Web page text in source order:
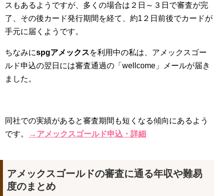
スもあるようですが、多くの場合は２日～３日で審査が完
了、その後カード発行期間を経て、約1２日前後でカードが
手元に届くようです。
ちなみにspgアメックスを利用中の私は、アメックスゴー
ルド申込の翌日には審査通過の「wellcome」メールが届き
ました。
同社での実績があると審査期間も短くなる傾向にあるよう
です。
→アメックスゴールド申込・詳細
アメックスゴールドの審査に通る年収や難易
度のまとめ